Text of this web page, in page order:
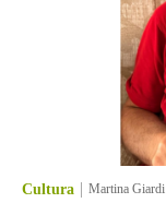
Cultura Martina Giardi